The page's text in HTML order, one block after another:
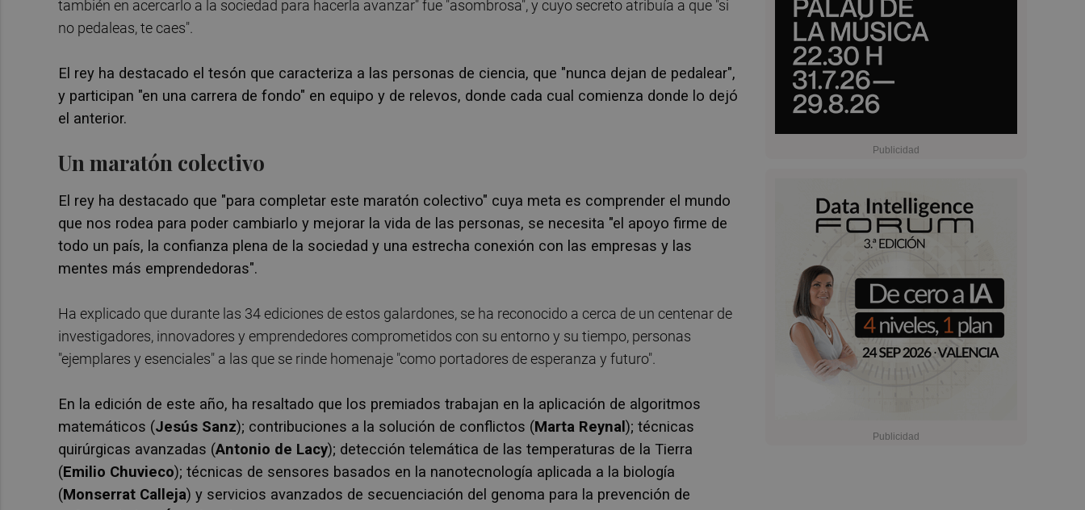
también en acercarlo a la sociedad para hacerla avanzar" fue "asombrosa", y cuyo secreto atribuía a que "si
no pedaleas, te caes".
El rey ha destacado el tesón que caracteriza a las personas de ciencia, que "nunca dejan de pedalear",
y participan "en una carrera de fondo" en equipo y de relevos, donde cada cual comienza donde lo dejó
el anterior.
Un maratón colectivo
El rey ha destacado que "para completar este maratón colectivo" cuya meta es comprender el mundo
que nos rodea para poder cambiarlo y mejorar la vida de las personas, se necesita "el apoyo firme de
todo un país, la confianza plena de la sociedad y una estrecha conexión con las empresas y las
mentes más emprendedoras".
Ha explicado que durante las 34 ediciones de estos galardones, se ha reconocido a cerca de un centenar de
investigadores, innovadores y emprendedores comprometidos con su entorno y su tiempo, personas
"ejemplares y esenciales" a las que se rinde homenaje "como portadores de esperanza y futuro".
En la edición de este año, ha resaltado que los premiados trabajan en la aplicación de algoritmos
matemáticos (Jesús Sanz); contribuciones a la solución de conflictos (Marta Reynal); técnicas
quirúrgicas avanzadas (Antonio de Lacy); detección telemática de las temperaturas de la Tierra
(Emilio Chuvieco); técnicas de sensores basados en la nanotecnología aplicada a la biología
(Monserrat Calleja) y servicios avanzados de secuenciación del genoma para la prevención de